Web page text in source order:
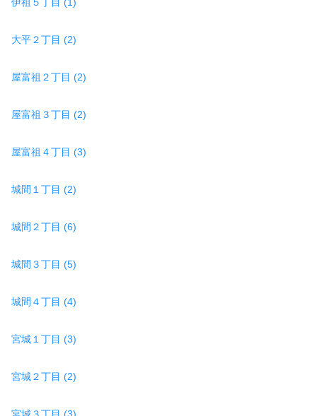
大平２丁目 (2)
屋富祖２丁目 (2)
屋富祖３丁目 (2)
屋富祖４丁目 (3)
城間１丁目 (2)
城間２丁目 (6)
城間３丁目 (5)
城間４丁目 (4)
宮城１丁目 (3)
宮城２丁目 (2)
宮城３丁目 (3)